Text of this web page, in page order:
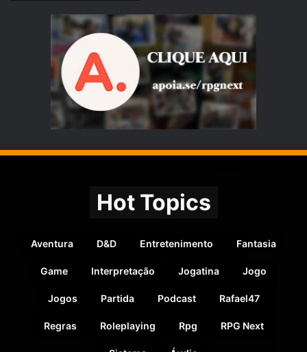
Hot Topics
Aventura D&D Entretenimento Fantasia
Game Interpretação Jogatina Jogo
Jogos Partida Podcast Rafael47
Regras Roleplaying Rpg RPG Next